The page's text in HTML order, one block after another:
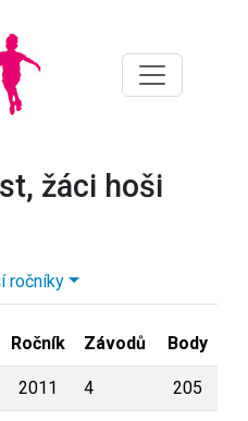
žáci hoši
ročníky
Ročník Závodů Body
2011 4 205